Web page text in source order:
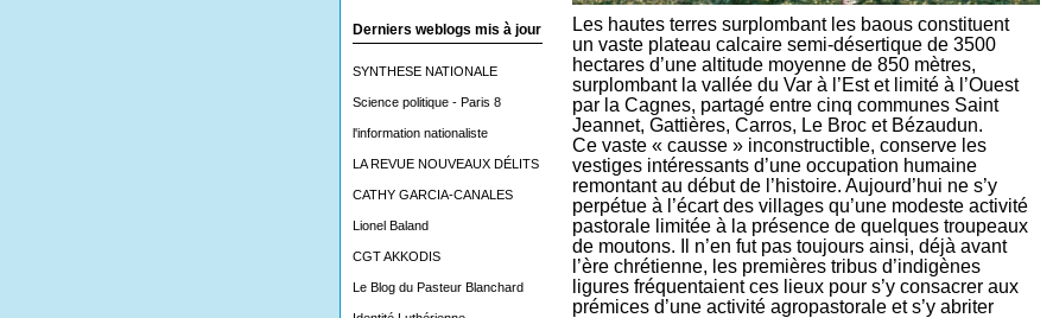
Derniers weblogs mis à jour
SYNTHESE NATIONALE
Science politique - Paris 8
l'information nationaliste
LA REVUE NOUVEAUX DÉLITS
CATHY GARCIA-CANALES
Lionel Baland
CGT AKKODIS
Le Blog du Pasteur Blanchard
Les hautes terres surplombant les baous constituent
un vaste plateau calcaire semi-désertique de 3500
hectares d’une altitude moyenne de 850 mètres,
surplombant la vallée du Var à l’Est et limité à l’Ouest
par la Cagnes, partagé entre cinq communes Saint
Jeannet, Gattières, Carros, Le Broc et Bézaudun.
Ce vaste « causse » inconstructible, conserve les
vestiges intéressants d’une occupation humaine
remontant au début de l’histoire. Aujourd’hui ne s’y
perpétue à l’écart des villages qu’une modeste activité
pastorale limitée à la présence de quelques troupeaux
de moutons. Il n’en fut pas toujours ainsi, déjà avant
l’ère chrétienne, les premières tribus d’indigènes
ligures fréquentaient ces lieux pour s’y consacrer aux
prémices d’une activité agropastorale et s’y abriter